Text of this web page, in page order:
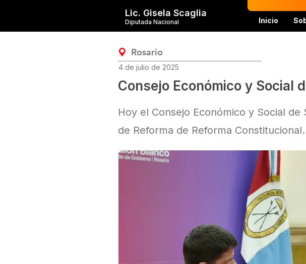
Diputada Nacional
Lic. Gisela Scaglia
Inicio
Rosario
4 de julio de 2025
Consejo Económico y Social
Hoy el Consejo Económico y Social
de Reforma de Reforma Constitucional.